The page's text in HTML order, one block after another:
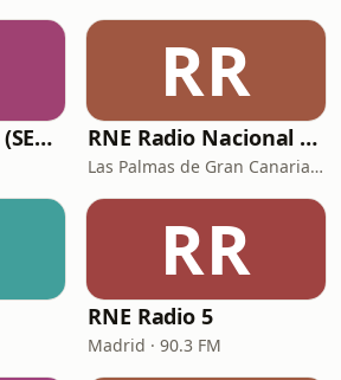
Cadena SER Más (SER+ Sevilla)
RR
RNE Radio Nacional - Canarias
Las Palmas de Gran Canaria · 92.8 FM
RR
RNE Radio 5
Madrid · 90.3 FM